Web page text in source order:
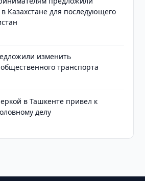
Казахстане для последующего
изменить
транспорта
в Ташкенте привел к
делу